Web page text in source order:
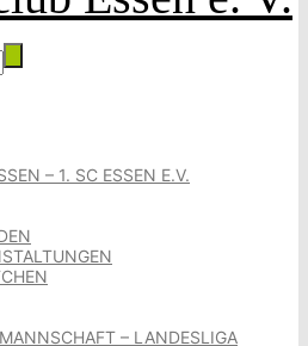
– 1. SC ESSEN E.V.
– LANDESLIGA